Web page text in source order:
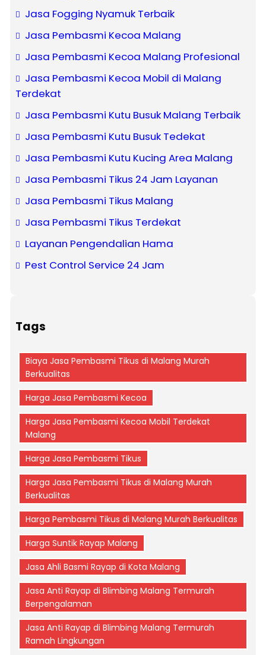
Jasa Fogging Nyamuk Terbaik
Jasa Pembasmi Kecoa Malang
Jasa Pembasmi Kecoa Malang Profesional
Jasa Pembasmi Kecoa Mobil di Malang
Terdekat
Jasa Pembasmi Kutu Busuk Malang Terbaik
Jasa Pembasmi Kutu Busuk Tedekat
Jasa Pembasmi Kutu Kucing Area Malang
Jasa Pembasmi Tikus 24 Jam Layanan
Jasa Pembasmi Tikus Malang
Jasa Pembasmi Tikus Terdekat
Layanan Pengendalian Hama
Pest Control Service 24 Jam
Tags
Biaya Jasa Pembasmi Tikus di Malang Murah
Berkualitas
Harga Jasa Pembasmi Kecoa
Harga Jasa Pembasmi Kecoa Mobil Terdekat
Malang
Harga Jasa Pembasmi Tikus
Harga Jasa Pembasmi Tikus di Malang Murah
Berkualitas
Harga Pembasmi Tikus di Malang Murah Berkualitas
Harga Suntik Rayap Malang
Jasa Ahli Basmi Rayap di Kota Malang
Jasa Anti Rayap di Blimbing Malang Termurah
Berpengalaman
Jasa Anti Rayap di Blimbing Malang Termurah
Ramah Lingkungan